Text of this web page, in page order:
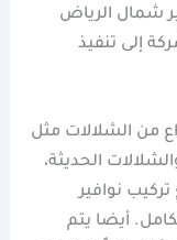
شمال الرياض
إلى تنفيذ
من الشلالات مثل
الحديثة،
نوافير
أيضا يتم